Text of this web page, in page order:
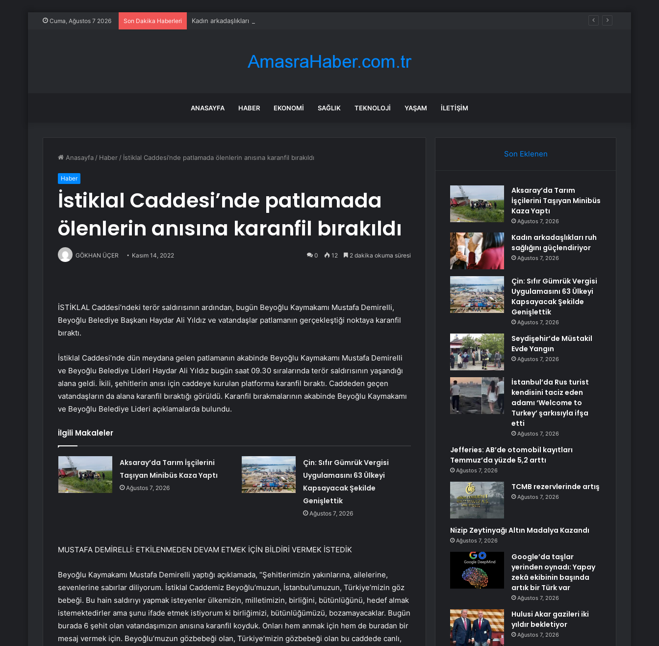
Cuma, Ağustos 7 2026 Son Dakika Haberleri Kadın arkadaşlıkları ruh sağlığını güçlendiriyor
ANASAYFA HABER EKONOMI SAĞLIK TEKNOLOJI YAŞAM İLETIŞIM
Anasayfa / Haber / İstiklal Caddesi’nde patlamada ölenlerin anısına karanfil bırakıldı
Haber
İstiklal Caddesi’nde patlamada
ölenlerin anısına karanfil bırakıldı
GÖKHAN ÜÇER Kasım 14, 2022 0 12 2 dakika okuma süresi
İSTİKLAL Caddesi’ndeki terör saldırısının ardından, bugün Beyoğlu Kaymakamı Mustafa Demirelli,
Beyoğlu Belediye Başkanı Haydar Ali Yıldız ve vatandaşlar patlamanın gerçekleştiği noktaya karanfil
bıraktı.
İstiklal Caddesi’nde dün meydana gelen patlamanın akabinde Beyoğlu Kaymakamı Mustafa Demirelli
ve Beyoğlu Belediye Lideri Haydar Ali Yıldız bugün saat 09.30 sıralarında terör saldırısının yaşandığı
alana geldi. İkili, şehitlerin anısı için caddeye kurulan platforma karanfil bıraktı. Caddeden geçen
vatandaşların da alana karanfil bıraktığı görüldü. Karanfil bırakmalarının akabinde Beyoğlu Kaymakamı
ve Beyoğlu Belediye Lideri açıklamalarda bulundu.
İlgili Makaleler
Aksaray’da Tarım İşçilerini
Taşıyan Minibüs Kaza Yaptı
Ağustos 7, 2026
Çin: Sıfır Gümrük Vergisi
Uygulamasını 63 Ülkeyi
Kapsayacak Şekilde
Genişlettik
Ağustos 7, 2026
MUSTAFA DEMİRELLİ: ETKİLENMEDEN DEVAM ETMEK İÇİN BİLDİRİ VERMEK İSTEDİK
Beyoğlu Kaymakamı Mustafa Demirelli yaptığı açıklamada, “Şehitlerimizin yakınlarına, ailelerine,
sevenlerine sabırlar diliyorum. İstiklal Caddemiz Beyoğlu’muzun, İstanbul’umuzun, Türkiye’mizin göz
bebeği. Bu hain saldırıyı yapmak isteyenler ülkemizin, milletimizin, birliğini, bütünlüğünü, hedef almak
istemektedirler ama şunu ifade etmek istiyorum ki birliğimizi, bütünlüğümüzü, bozamayacaklar. Bugün
burada 6 şehit olan vatandaşımızın anısına karanfil koyduk. Onları hem anmak için hem de buradan bir
mesaj vermek için. Beyoğlu’muzun gözbebeği olan, Türkiye’mizin gözbebeği olan bu caddede canlı,
Son Eklenen
Aksaray’da Tarım
İşçilerini Taşıyan Minibüs
Kaza Yaptı
Ağustos 7, 2026
Kadın arkadaşlıkları ruh
sağlığını güçlendiriyor
Ağustos 7, 2026
Çin: Sıfır Gümrük Vergisi
Uygulamasını 63 Ülkeyi
Kapsayacak Şekilde
Genişlettik
Ağustos 7, 2026
Seydişehir’de Müstakil
Evde Yangın
Ağustos 7, 2026
İstanbul’da Rus turist
kendisini taciz eden
adamı ‘Welcome to
Turkey’ şarkısıyla ifşa
etti
Ağustos 7, 2026
Jefferies: AB’de otomobil kayıtları
Temmuz’da yüzde 5,2 arttı
Ağustos 7, 2026
TCMB rezervlerinde artış
Ağustos 7, 2026
Nizip Zeytinyağı Altın Madalya Kazandı
Ağustos 7, 2026
Google’da taşlar
yerinden oynadı: Yapay
zekâ ekibinin başında
artık bir Türk var
Ağustos 7, 2026
Hulusi Akar gazileri iki
yıldır bekletiyor
Ağustos 7, 2026